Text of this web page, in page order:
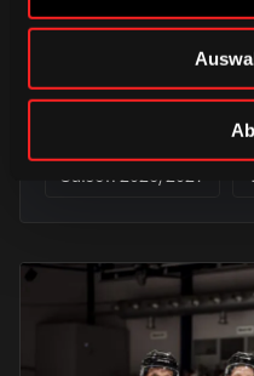
Vorverkauf für
Heimspiele
Vorverkauf ab
Saison 2026/2027